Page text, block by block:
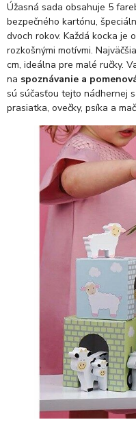
Úžasná sada obsahuje 5
bezpečného kartónu,
dvoch rokov. Každá kocka je
rozkošnými motívmi.
cm, ideálna pre malé ručky.
na spoznávanie a
sú súčasťou tejto nádhernej
prasiatka, ovečky, psíka a